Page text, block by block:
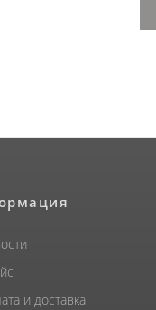
и доставка